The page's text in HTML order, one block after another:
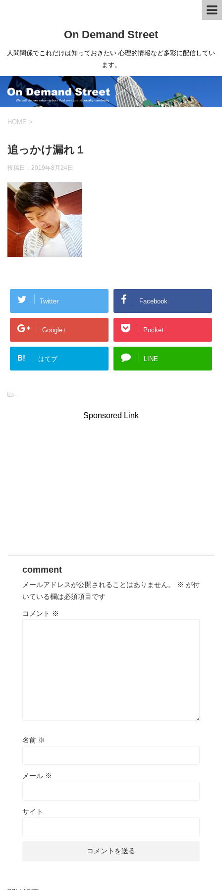
On Demand Street
人間関係でこれだけは知っておきたい 心理的情報など多彩に配信してい
ます。
HOME >
追っかけ漏れ１
投稿日： 2019年8月24日
Twitter Facebook
Google+ Pocket
B! はてブ LINE
-
Sponsored Link
comment
メールアドレスが公開されることはありません。 ※ が付
いている欄は必須項目です
コメント ※
名前 ※
メール ※
サイト